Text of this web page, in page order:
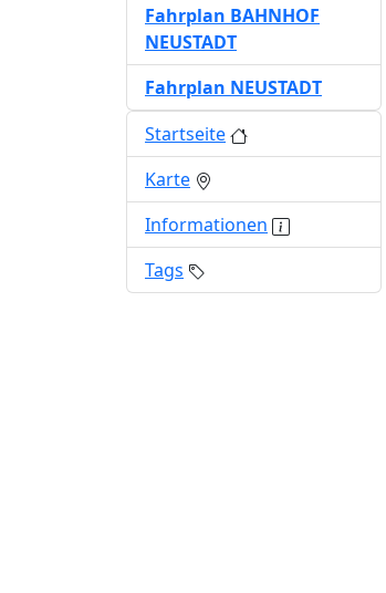
Fahrplan BAHNHOF
NEUSTADT
Fahrplan NEUSTADT
Startseite
Karte
Informationen
Tags